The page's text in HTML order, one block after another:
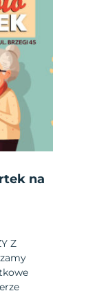
na
Z